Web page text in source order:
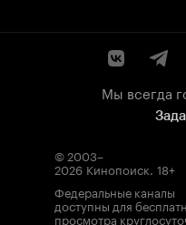
Мы всегда
© 2003–
2026 Кинопоиск. 18+
Федеральные каналы
доступны для
просмотра